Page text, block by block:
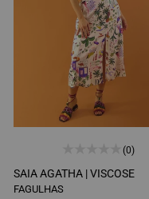
(0)
SAIA AGATHA |VISCOSE
FAGULHAS